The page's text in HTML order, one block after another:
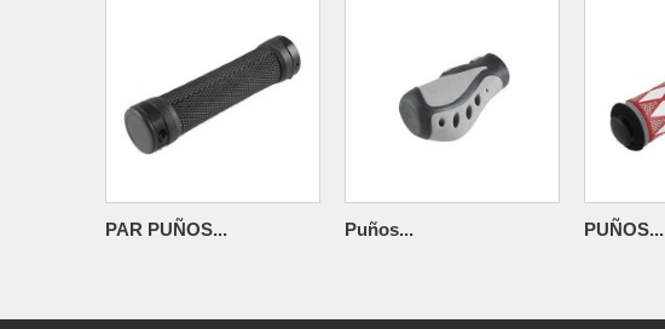
PAR PUÑOS... Puños... PUÑOS...